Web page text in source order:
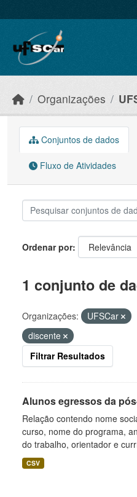
Organizações
Conjuntos de dados
Fluxo de Atividades
Ordenar por
1 conjunto de
Organizações: UFSCar
discente
Filtrar Resultados
Alunos egressos da
Relação contendo nome
curso, nome do programa,
do trabalho, orientador e
CSV